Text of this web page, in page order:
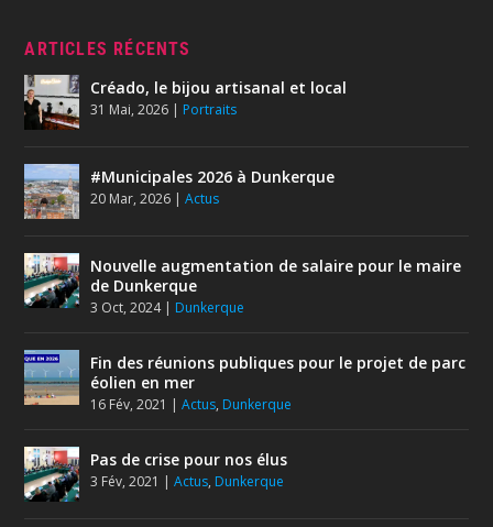
ARTICLES RÉCENTS
Créado, le bijou artisanal et local
31 Mai, 2026 | Portraits
#Municipales 2026 à Dunkerque
20 Mar, 2026 |Actus
Nouvelle augmentation de salaire pour le maire
de Dunkerque
3 Oct, 2024| Dunkerque
Fin des réunions publiques pour le projet de parc
éolien en mer
16 Fév, 2021 |Actus, Dunkerque
Pas de crise pour nos élus
3 Fév, 2021 |Actus, Dunkerque